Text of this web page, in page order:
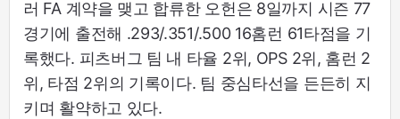
러 FA 계약을 맺고 합류한 오헌은 8일까지 시즌 77
경기에 출전해 .293/.351/.500 16홈런 61타점을 기
록했다. 피츠버그 팀 내 타율 2위, OPS 2위, 홈런 2
위, 타점 2위의 기록이다. 팀 중심타선을 든든히 지
키며 활약하고 있다.